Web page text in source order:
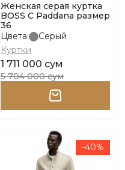
Женская серая куртка
BOSS C Paddana размер
36
Цвета:
Серый
Куртки
1 711 000 сум
5 704 000 сум
-40%